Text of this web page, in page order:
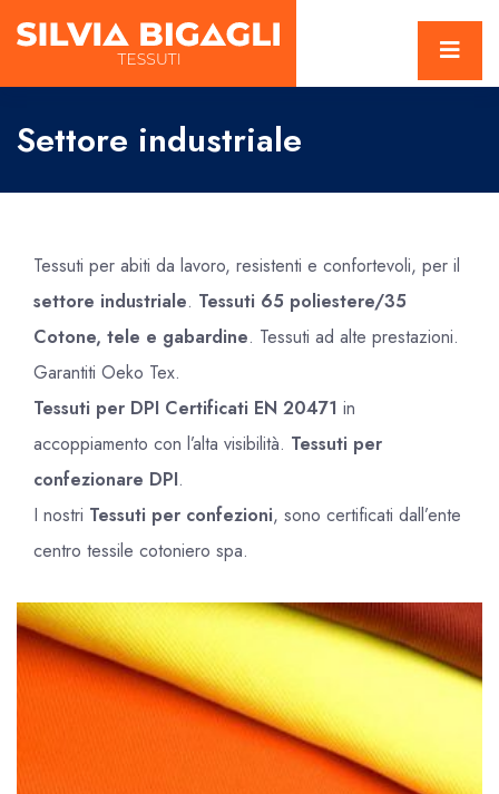
Settore industriale
Tessuti per abiti da lavoro, resistenti e confortevoli, per il
settore industriale. Tessuti 65 poliestere/35
Cotone, tele e gabardine. Tessuti ad alte prestazioni.
Garantiti Oeko Tex.
Tessuti per DPI Certificati EN 20471 in
accoppiamento con l’alta visibilità. Tessuti per
confezionare DPI.
I nostri Tessuti per confezioni, sono certificati dall’ente
centro tessile cotoniero spa.